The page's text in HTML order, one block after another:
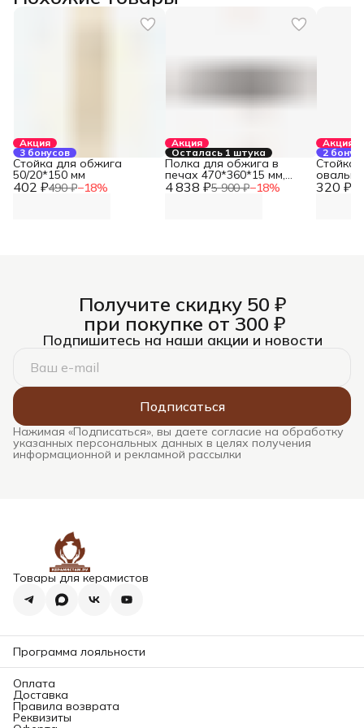
Акция
3 бонусов
402 ₽490 ₽−18%
Стойка для обжига
50/20*150 мм
Акция
Осталась 1 штука
4 838 ₽5 900 ₽−18%
Полка для обжига в
печах 470*360*15 мм,
Boucliers
Акция
2
320 ₽
Стойка
Boucliers
Получите скидку 50 ₽
при покупке от 300 ₽
Подпишитесь на наши акции и новости
Подписаться
Нажимая «Подписаться», вы даете согласие на обработку
указанных персональных данных в целях получения
информационной и рекламной рассылки
Товары для керамистов
Программа лояльности
Оплата
Доставка
Правила возврата
Реквизиты